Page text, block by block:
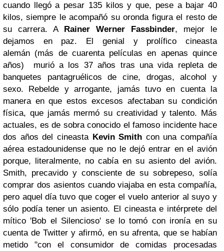
cuando llegó a pesar 135 kilos y que, pese a bajar 40
kilos, siempre le acompañó su oronda figura el resto de
su carrera. A Rainer Werner Fassbinder, mejor le
dejamos en paz. El genial y prolífico cineasta
alemán (más de cuarenta películas en apenas quince
años) murió a los 37 años tras una vida repleta de
banquetes pantagruélicos de cine, drogas, alcohol y
sexo. Rebelde y arrogante, jamás tuvo en cuenta la
manera en que estos excesos afectaban su condición
física, que jamás mermó su creatividad y talento. Más
actuales, es de sobra conocido el famoso incidente hace
dos años del cineasta Kevin Smith con una compañía
aérea estadounidense que no le dejó entrar en el avión
porque, literalmente, no cabía en su asiento del avión.
Smith, precavido y consciente de su sobrepeso, solía
comprar dos asientos cuando viajaba en esta compañía,
pero aquel día tuvo que coger el vuelo anterior al suyo y
sólo podía tener un asiento. El cineasta e intérprete del
mítico 'Bob el Silencioso' se lo tomó con ironía en su
cuenta de Twitter y afirmó, en su afrenta, que se habían
metido "con el consumidor de comidas procesadas